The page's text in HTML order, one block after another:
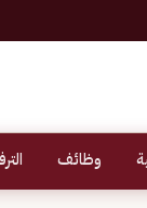
وظائف